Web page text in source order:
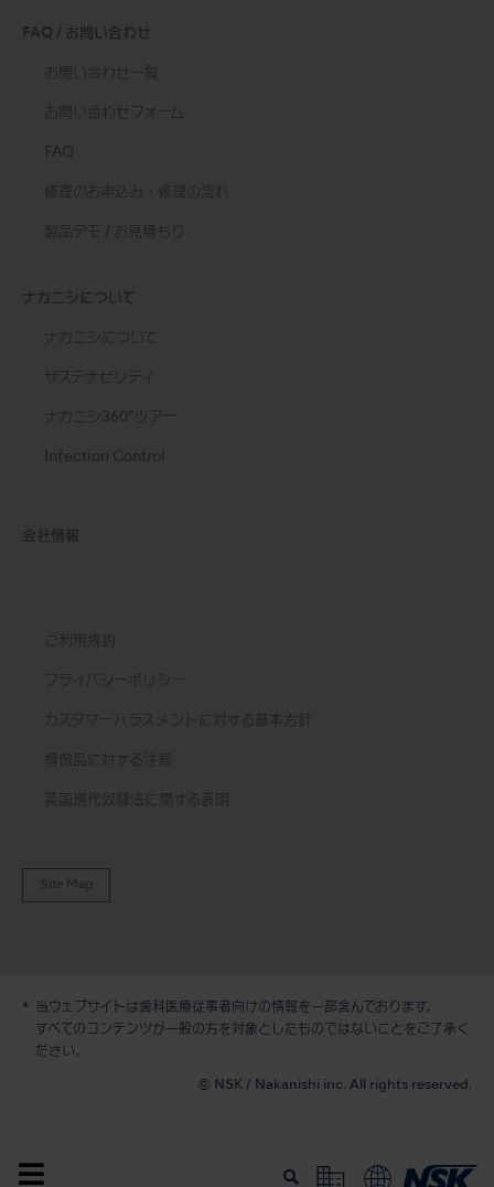
FAQ / お問い合わせ
お問い合わせ一覧
お問い合わせフォーム
FAQ
修理のお申込み・修理の流れ
製品デモ / お見積もり
ナカニシについて
ナカニシについて
サステナビリティ
ナカニシ360°ツアー
Infection Control
会社情報
ご利用規約
プライバシーポリシー
カスタマーハラスメントに対する基本方針
模倣品に対する注意
英国現代奴隷法に関する表明
Site Map
当ウェブサイトは歯科医療従事者向けの情報を一部含んでおります。
すべてのコンテンツが一般の方を対象としたものではないことをご了承く
ださい。
© NSK / Nakanishi inc. All rights reserved.